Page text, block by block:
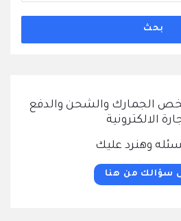
الجمارك والشحن والدفع
الالكترونية
وهنرد عليك
سؤالك من هنا